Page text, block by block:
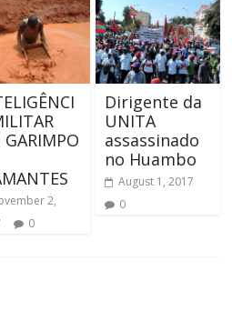
GARIMPO
2,
0
Dirigente da
UNITA
assassinado
no Huambo
August 1, 2017
0